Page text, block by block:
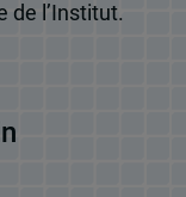
de l’Institut.